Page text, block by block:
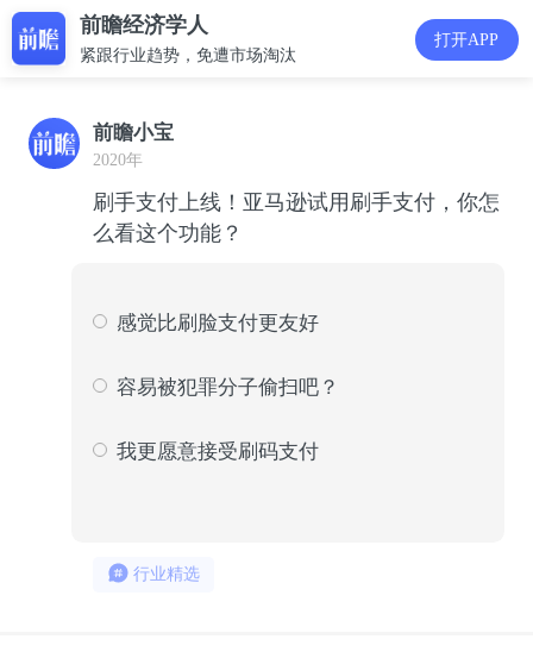
前瞻经济学人
紧跟行业趋势，免遭市场淘汰
打开APP
前瞻小宝
2020年
刷手支付上线！亚马逊试用刷手支付，你怎
么看这个功能？
感觉比刷脸支付更友好
容易被犯罪分子偷扫吧？
我更愿意接受刷码支付
行业精选